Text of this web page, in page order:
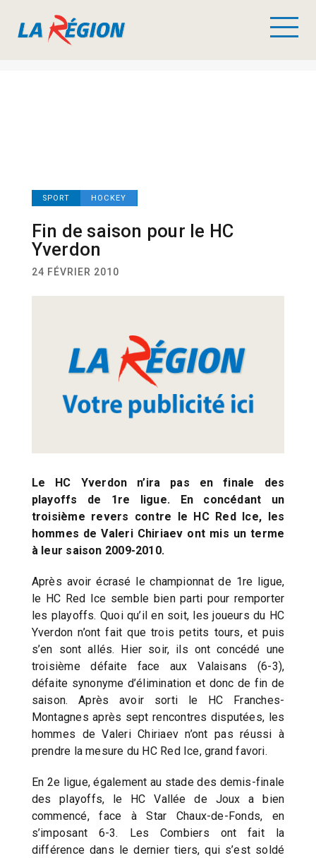
SPORT HOCKEY
Fin de saison pour le HC
Yverdon
24 FÉVRIER 2010
Le HC Yverdon n’ira pas en finale des
playoffs de 1re ligue. En concédant un
troisième revers contre le HC Red Ice, les
hommes de Valeri Chiriaev ont mis un terme
à leur saison 2009-2010.
Après avoir écrasé le championnat de 1re ligue,
le HC Red Ice semble bien parti pour remporter
les playoffs. Quoi qu’il en soit, les joueurs du HC
Yverdon n’ont fait que trois petits tours, et puis
s’en sont allés. Hier soir, ils ont concédé une
troisième défaite face aux Valaisans (6-3),
défaite synonyme d’élimination et donc de fin de
saison. Après avoir sorti le HC Franches-
Montagnes après sept rencontres disputées, les
hommes de Valeri Chiriaev n’ont pas réussi à
prendre la mesure du HC Red Ice, grand favori.
En 2e ligue, également au stade des demis-finale
des playoffs, le HC Vallée de Joux a bien
commencé, face à Star Chaux-de-Fonds, en
s’imposant 6-3. Les Combiers ont fait la
différence dans le dernier tiers, qui s’est soldé